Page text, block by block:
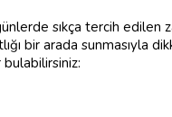
sıkça tercih edilen
bir arada sunmasıyla